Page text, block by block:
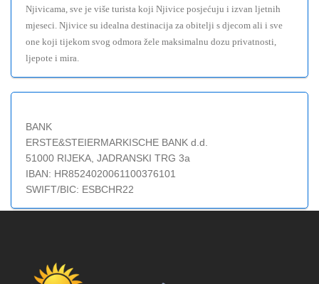
Njivicama, sve je više turista koji Njivice posjećuju i izvan ljetnih
mjeseci. Njivice su idealna destinacija za obitelji s djecom ali i sve
one koji tijekom svog odmora žele maksimalnu dozu privatnosti,
ljepote i mira.
BANK
ERSTE&STEIERMARKISCHE BANK d.d.
51000 RIJEKA, JADRANSKI TRG 3a
IBAN: HR8524020061100376101
SWIFT/BIC: ESBCHR22